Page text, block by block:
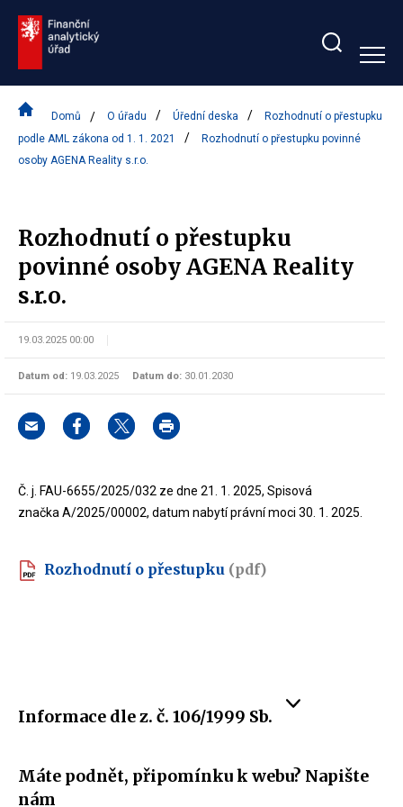
Zobrazit/skrýt
bar
Domů O úřadu Úřední deska
Rozhodnutí o přestupku
podle AML zákona od 1. 1. 2021
Rozhodnutí o přestupku povinné
osoby AGENA Reality s.r.o.
Rozhodnutí o přestupku
povinné osoby AGENA Reality
s.r.o.
19.03.2025 00:00
Datum od: 19.03.2025 Datum do: 30.01.2030
Č. j. FAU-6655/2025/032 ze dne 21. 1. 2025, Spisová
značka A/2025/00002, datum nabytí právní moci 30. 1. 2025.
Rozhodnutí o přestupku (pdf)
Informace dle z. č. 106/1999 Sb.
Máte podnět, připomínku k webu? Napište
nám